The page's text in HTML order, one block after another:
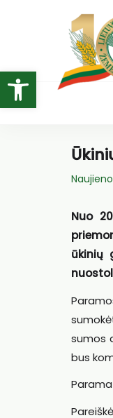
Open toolbar
Nuo
ūkinių
sumos
bus